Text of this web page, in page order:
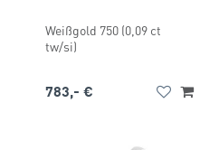
Weißgold 750 (0,09 ct
tw/si)
783,- €